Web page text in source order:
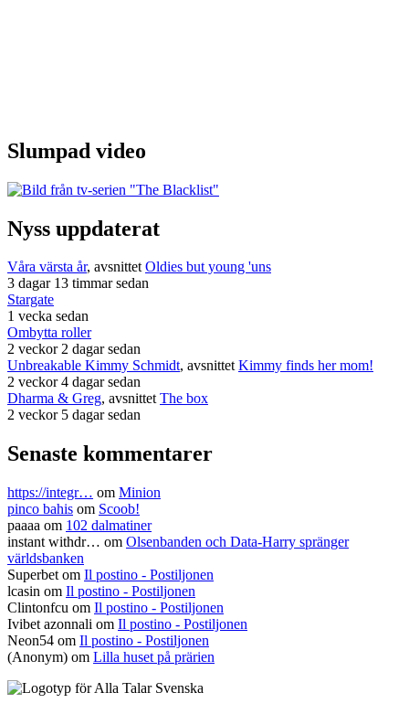
Slumpad video
Nyss uppdaterat
Våra värsta år, avsnittetOldies but young 'uns
3 dagar 13 timmar sedan
Stargate
1 vecka sedan
Ombytta roller
2 veckor 2 dagar sedan
Unbreakable Kimmy Schmidt, avsnittetKimmy finds her mom!
2 veckor 4 dagar sedan
Dharma & Greg, avsnittetThe box
2 veckor 5 dagar sedan
Senaste kommentarer
https://integr… om Minion
pinco bahis om Scoob!
paaaa om 102 dalmatiner
instant withdr… om Olsenbanden och Data-Harry spränger
världsbanken
Superbet om Il postino - Postiljonen
lcasin om Il postino - Postiljonen
Clintonfcu om Il postino - Postiljonen
Ivibet azonnali om Il postino - Postiljonen
Neon54 om Il postino - Postiljonen
(Anonym) om Lilla huset på prärien